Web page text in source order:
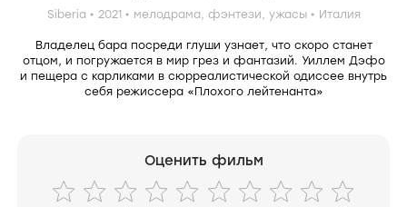
Siberia 2021 мелодрама, фэнтези, ужасы Италия
Владелец бара посреди глуши узнает, что скоро станет
отцом, и погружается в мир грез и фантазий. Уиллем Дэфо
и пещера с карликами в сюрреалистической одиссее внутрь
себя режиссера «Плохого лейтенанта»
Оценить фильм